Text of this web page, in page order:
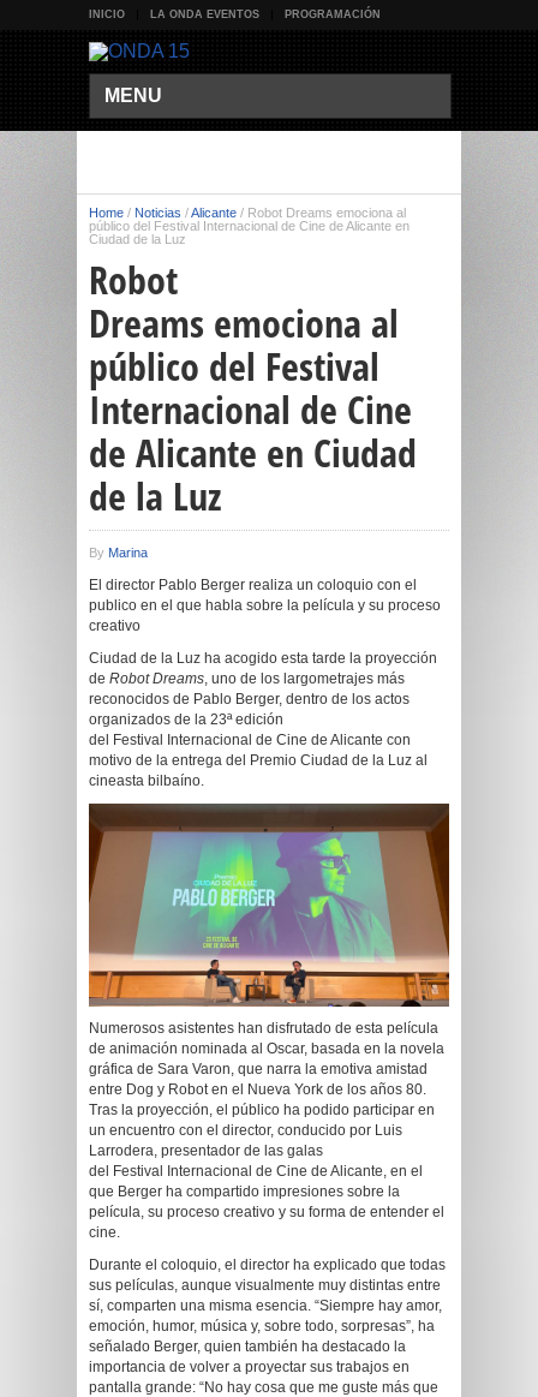
INICIO LA ONDA EVENTOS PROGRAMACIÓN
MENU
Home / Noticias /Alicante / Robot Dreams emociona al
público del Festival Internacional de Cine de Alicante en
Ciudad de la Luz
Robot
Dreams emociona al
público del Festival
Internacional de Cine
de Alicante en Ciudad
de la Luz
By Marina
El director Pablo Berger realiza un coloquio con el
publico en el que habla sobre la película y su proceso
creativo
Ciudad de la Luz ha acogido esta tarde la proyección
de Robot Dreams, uno de los largometrajes más
reconocidos de Pablo Berger, dentro de los actos
organizados de la 23ª edición
del Festival Internacional de Cine de Alicante con
motivo de la entrega del Premio Ciudad de la Luz al
cineasta bilbaíno.
Numerosos asistentes han disfrutado de esta película
de animación nominada al Oscar, basada en la novela
gráfica de Sara Varon, que narra la emotiva amistad
entre Dog y Robot en el Nueva York de los años 80.
Tras la proyección, el público ha podido participar en
un encuentro con el director, conducido por Luis
Larrodera, presentador de las galas
del Festival Internacional de Cine de Alicante, en el
que Berger ha compartido impresiones sobre la
película, su proceso creativo y su forma de entender el
cine.
Durante el coloquio, el director ha explicado que todas
sus películas, aunque visualmente muy distintas entre
sí, comparten una misma esencia. “Siempre hay amor,
emoción, humor, música y, sobre todo, sorpresas”, ha
señalado Berger, quien también ha destacado la
importancia de volver a proyectar sus trabajos en
pantalla grande: “No hay cosa que me guste más que